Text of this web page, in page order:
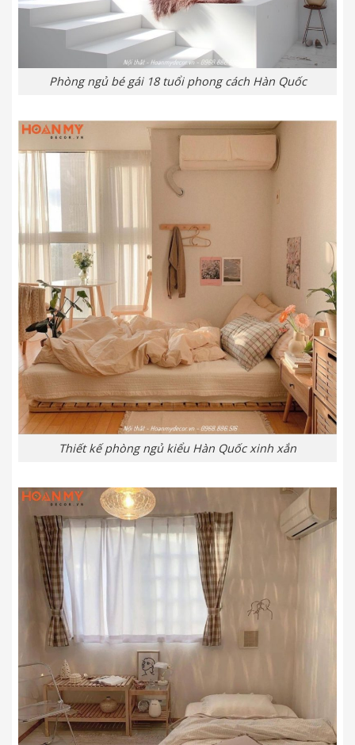
Phòng ngủ bé gái 18 tuổi phong cách Hàn Quốc
Thiết kế phòng ngủ kiểu Hàn Quốc xinh xắn